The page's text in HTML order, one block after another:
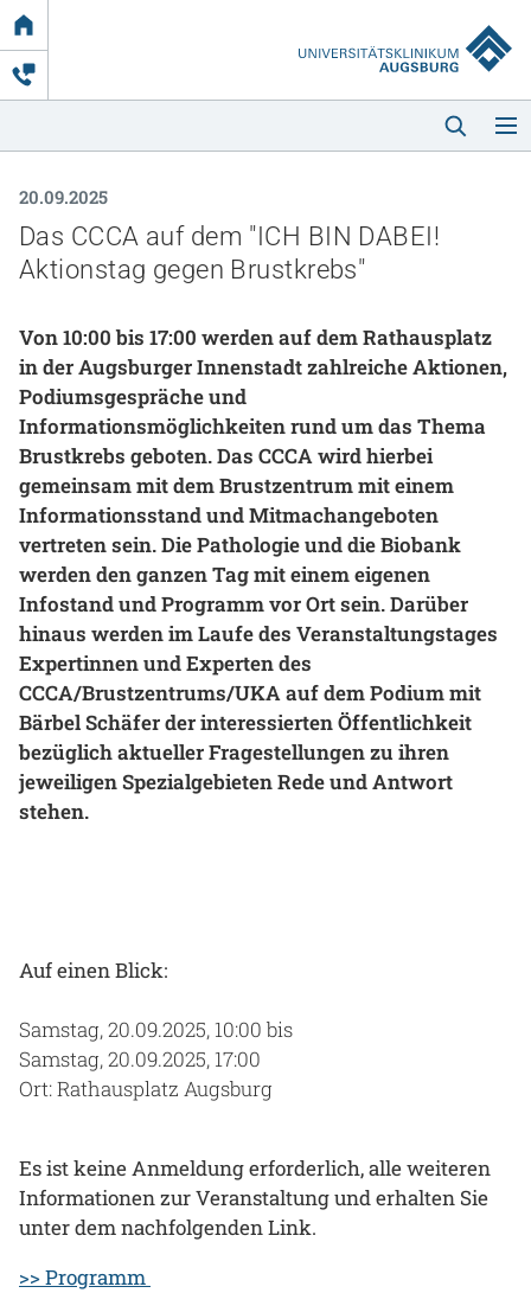
Link
zur
Startseite
Startseite
Kliniken & Einrichtungen
Patienten & Besucher
Zuweisende
Über uns
Beruf & Karriere
Notaufnahme
20.09.2025
Das CCCA auf dem "ICH BIN DABEI!
Aktionstag gegen Brustkrebs"
Von 10:00 bis 17:00 werden auf dem Rathausplatz
in der Augsburger Innenstadt zahlreiche Aktionen,
Podiumsgespräche und
Informationsmöglichkeiten rund um das Thema
Brustkrebs geboten. Das CCCA wird hierbei
gemeinsam mit dem Brustzentrum mit einem
Informationsstand und Mitmachangeboten
vertreten sein. Die Pathologie und die Biobank
werden den ganzen Tag mit einem eigenen
Infostand und Programm vor Ort sein. Darüber
hinaus werden im Laufe des Veranstaltungstages
Expertinnen und Experten des
CCCA/Brustzentrums/UKA auf dem Podium mit
Bärbel Schäfer der interessierten Öffentlichkeit
bezüglich aktueller Fragestellungen zu ihren
jeweiligen Spezialgebieten Rede und Antwort
stehen.
Auf einen Blick:
Samstag, 20.09.2025, 10:00 bis
Samstag, 20.09.2025, 17:00
Ort: Rathausplatz Augsburg
Es ist keine Anmeldung erforderlich, alle weiteren
Informationen zur Veranstaltung und erhalten Sie
unter dem nachfolgenden Link.
>> Programm